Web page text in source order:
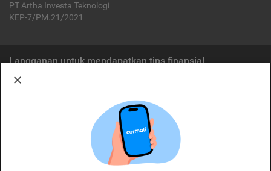
PT Artha Investa Teknologi
KEP-7/PM.21/2021
Langganan untuk mendapatkan tips finansial
Cermati merupakan penyelenggara agregasi jasa keuangan yang terdaftar di
OJK. Oleh karena itu, produk dan/atau layanan jasa keuangan yang
ditawarkan bukan merupakan produk dan/atau layanan jasa keuangan yang
diterbitkan oleh Cermati dan Cermati tidak bertanggung jawab atas tuntutan